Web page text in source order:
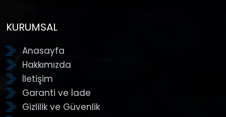
KURUMSAL
Anasayfa
Hakkımızda
İletişim
Garanti ve İade
Gizlilik ve Güvenlik